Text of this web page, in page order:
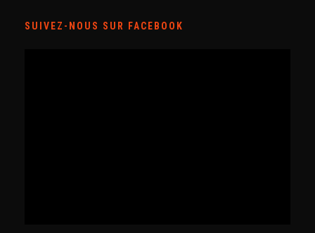
SUIVEZ-NOUS SUR FACEBOOK